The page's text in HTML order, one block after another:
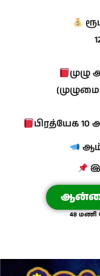
முழு
பிரத்யேக
48 மணி